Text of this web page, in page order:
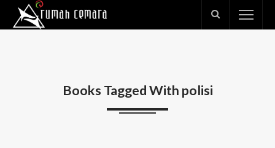
Books Tagged With polisi